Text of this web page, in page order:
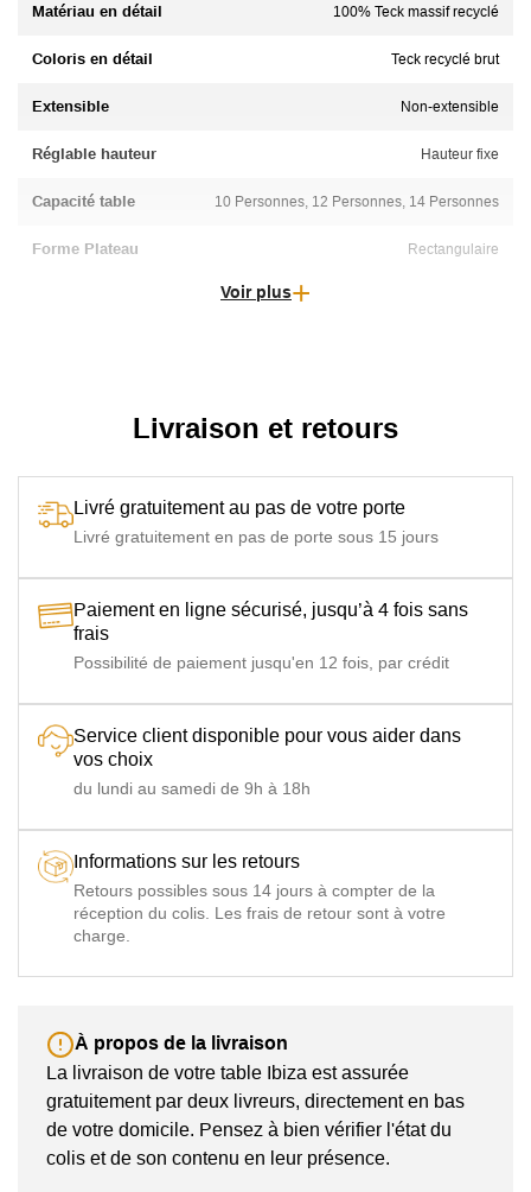
Matériau en détail 100% Teck massif recyclé
Coloris en détail Teck recyclé brut
Extensible Non-extensible
Réglable hauteur Hauteur fixe
Capacité table 10 Personnes, 12 Personnes, 14 Personnes
Forme Plateau Rectangulaire
Voir plus
Livraison et retours
Livré gratuitement au pas de votre porte
Livré gratuitement en pas de porte sous 15 jours
Paiement en ligne sécurisé, jusqu’à 4 fois sans
frais
Possibilité de paiement jusqu'en 12 fois, par crédit
Service client disponible pour vous aider dans
vos choix
du lundi au samedi de 9h à 18h
Informations sur les retours
Retours possibles sous 14 jours à compter de la
réception du colis. Les frais de retour sont à votre
charge.
À propos de la livraison
La livraison de votre table Ibiza est assurée
gratuitement par deux livreurs, directement en bas
de votre domicile. Pensez à bien vérifier l'état du
colis et de son contenu en leur présence.